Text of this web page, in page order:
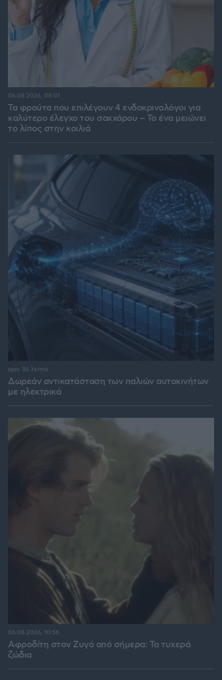
Τα φρούτα που επιλέγουν 4 ενδοκρινολόγοι για
καλύτερο έλεγχο του σακχάρου – Το ένα μειώνει
το λίπος στην κοιλιά
06.08.2026, 08:01
Δωρεάν αντικατάσταση των παλιών αυτοκινήτων
με ηλεκτρικά
πριν 36 λεπτά
Αφροδίτη στον Ζυγό από σήμερα: Τα τυχερά
ζώδια
06.08.2026, 10:56